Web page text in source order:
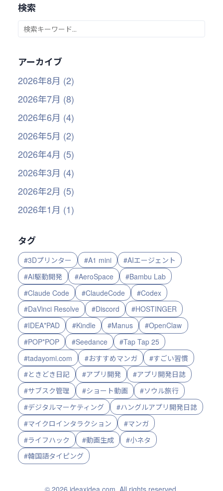
検索
アーカイブ
2026年8月 (2)
2026年7月 (8)
2026年6月 (4)
2026年5月 (2)
2026年4月 (5)
2026年3月 (4)
2026年2月 (5)
2026年1月 (1)
タグ
#3Dプリンター #A1 mini
#AIエージェント
#AI駆動開発
#AeroSpace
#Bambu Lab
#Claude Code
#ClaudeCode
#Codex
#DaVinci Resolve
#Discord
#HOSTINGER
#IDEA*PAD
#Kindle #Manus
#OpenClaw
#POP*POP
#Seedance
#Tap Tap 25
#tadayomi.com
#おすすめマンガ
#すごい習慣
#ときどき日記
#アプリ開発
#アプリ開発日誌
#サブスク管理
#ショート動画
#ソウル旅行
#デジタルマーケティング
#ハングルアプリ開発日誌
#マイクロインタラクション
#マンガ
#ライフハック
#動画生成
#小ネタ
#韓国語タイピング
© 2026 ideaxidea.com. All rights reserved.